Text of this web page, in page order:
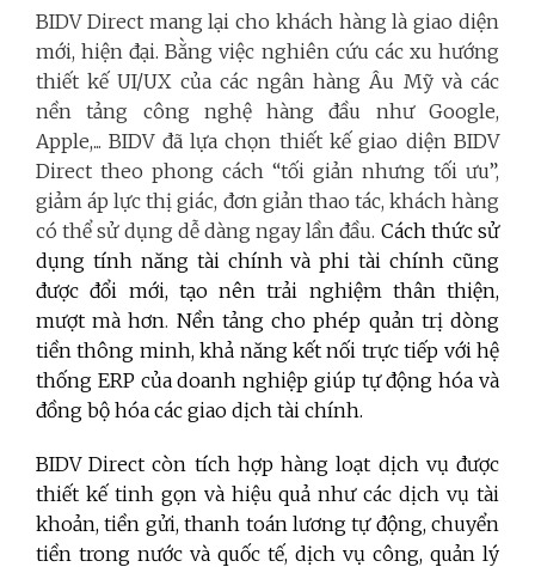
BIDV Direct mang lại cho khách hàng là giao diện
mới, hiện đại. Bằng việc nghiên cứu các xu hướng
thiết kế UI/UX của các ngân hàng Âu Mỹ và các
nền tảng công nghệ hàng đầu như Google,
Apple,... BIDV đã lựa chọn thiết kế giao diện BIDV
Direct theo phong cách “tối giản nhưng tối ưu”,
giảm áp lực thị giác, đơn giản thao tác, khách hàng
có thể sử dụng dễ dàng ngay lần đầu. Cách thức sử
dụng tính năng tài chính và phi tài chính cũng
được đổi mới, tạo nên trải nghiệm thân thiện,
mượt mà hơn. Nền tảng cho phép quản trị dòng
tiền thông minh, khả năng kết nối trực tiếp với hệ
thống ERP của doanh nghiệp giúp tự động hóa và
đồng bộ hóa các giao dịch tài chính.
BIDV Direct còn tích hợp hàng loạt dịch vụ được
thiết kế tinh gọn và hiệu quả như các dịch vụ tài
khoản, tiền gửi, thanh toán lương tự động, chuyển
tiền trong nước và quốc tế, dịch vụ công, quản lý